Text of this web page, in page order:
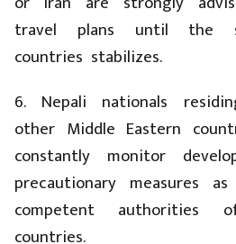
travel plans until the
countries stabilizes.
6. Nepali nationals
other Middle Eastern
constantly monitor
precautionary measures
competent authorities
countries.